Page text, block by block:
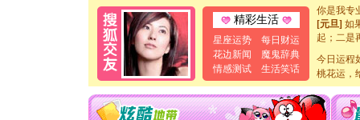
精彩生活
星座运势
每日财运
花边新闻
魔鬼辞典
情感测试
生活笑话
你是我专
[元旦]如
起；二是
离。水晶
[元旦]当
泣，这痛
卖了。水
[春节]风
颜！冬
今日运程
桃花运，